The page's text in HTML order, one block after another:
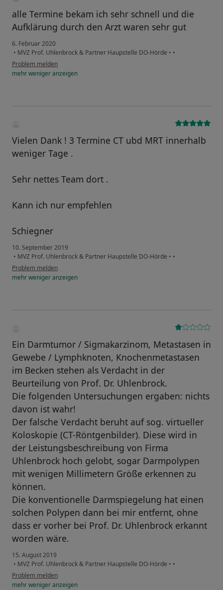
alle Termine bekam ich sehr schnell und die
Aufklärung durch den Arzt waren sehr gut
6. Februar 2020
• MVZ Prof. Uhlenbrock & Partner Haupstelle DO-Hörde • •
Problem melden
mehrwenigeranzeigen
Vielen Dank ! 3 Termine CT ubd MRT innerhalb
weniger Tage .
Sehr nettes Team dort .
Kann ich nur empfehlen
Schiegner
10. September 2019
• MVZ Prof. Uhlenbrock & Partner Haupstelle DO-Hörde • •
Problem melden
mehrwenigeranzeigen
Ein Darmtumor / Sigmakarzinom, Metastasen in
Gewebe / Lymphknoten, Knochenmetastasen
im Becken stehen als Verdacht in der
Beurteilung von Prof. Dr. Uhlenbrock.
Die folgenden Untersuchungen ergaben: nichts
davon ist wahr!
Der falsche Verdacht beruht auf sog. virtueller
Koloskopie (CT-Röntgenbilder). Diese wird in
der Leistungsbeschreibung von Firma
Uhlenbrock hoch gelobt, sogar Darmpolypen
mit wenigen Millimetern Größe erkennen zu
können.
Die konventionelle Darmspiegelung hat einen
solchen Polypen dann bei mir entfernt, ohne
dass er vorher bei Prof. Dr. Uhlenbrock erkannt
worden wäre.
15. August 2019
• MVZ Prof. Uhlenbrock & Partner Haupstelle DO-Hörde • •
Problem melden
mehrwenigeranzeigen